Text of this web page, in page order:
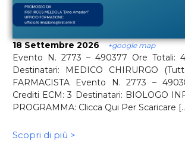
18 Settembre 2026 +google map
Evento N. 2773 – 490377 Ore Totali:
Destinatari: MEDICO CHIRURGO
FARMACISTA Evento N. 2773 –
Crediti ECM: 3 Destinatari: BIOLOGO
PROGRAMMA: Clicca Qui Per Scaricare
Scopri di più >